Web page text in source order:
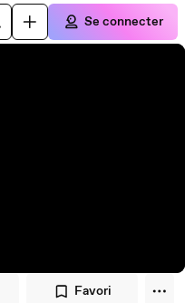
Se connecter
Favori